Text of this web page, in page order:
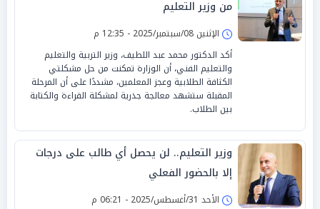
من وزير التعليم
الإثنين 08/سبتمبر/2025 - 12:35 م
أكد الدكتور محمد عبد اللطيف، وزير التربية والتعليم
والتعليم الفني، أن الوزارة تمكنت من حل مشكلتي
الكثافة الطلابية وعجز المعلمين، مشددًا على أن المرحلة
المقبلة ستشهد معالجة جذرية لمشكلة القراءة والكتابة
بين الطلاب.
وزير التعليم.. لن يحصل أي طالب على درجات
إلا بالحضور الفعلي
الأحد 31/أغسطس/2025 - 06:21 م